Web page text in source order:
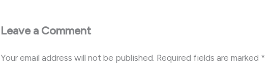
Leave a Comment
Your email address will not be published. Required fields are marked *